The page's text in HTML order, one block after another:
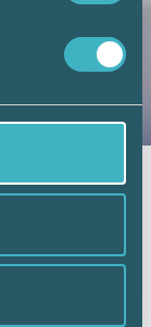
–
att öka.